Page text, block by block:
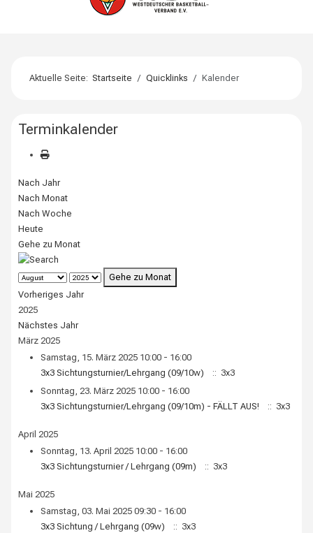
Aktuelle Seite:Startseite Quicklinks Kalender
Terminkalender
Nach Jahr
Nach Monat
Nach Woche
Heute
Gehe zu Monat
Gehe zu Monat
Vorheriges Jahr
2025
Nächstes Jahr
März 2025
Samstag, 15. März 2025 10:00 - 16:00
3x3 Sichtungsturnier/Lehrgang (09/10w)
:: 3x3
Sonntag, 23. März 2025 10:00 - 16:00
3x3 Sichtungsturnier/Lehrgang (09/10m) - FÄLLT AUS!
:: 3x3
April 2025
Sonntag, 13. April 2025 10:00 - 16:00
3x3 Sichtungsturnier / Lehrgang (09m)
:: 3x3
Mai 2025
Samstag, 03. Mai 2025 09:30 - 16:00
3x3 Sichtung / Lehrgang (09w)
:: 3x3